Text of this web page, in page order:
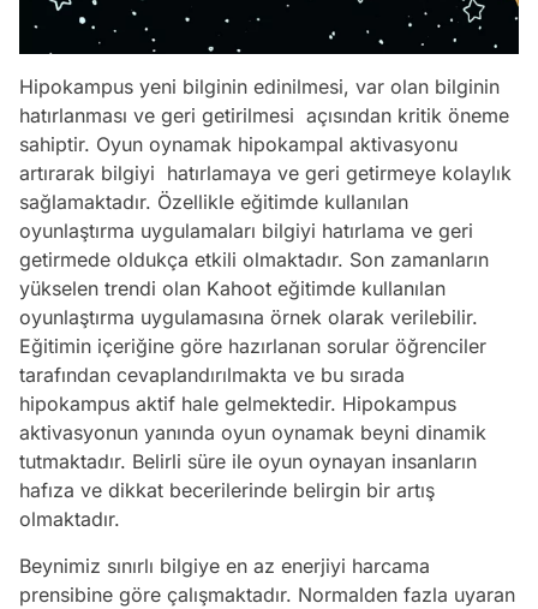
Hipokampus yeni bilginin edinilmesi, var olan bilginin
hatırlanması ve geri getirilmesi açısından kritik öneme
sahiptir. Oyun oynamak hipokampal aktivasyonu
artırarak bilgiyi hatırlamaya ve geri getirmeye kolaylık
sağlamaktadır. Özellikle eğitimde kullanılan
oyunlaştırma uygulamaları bilgiyi hatırlama ve geri
getirmede oldukça etkili olmaktadır. Son zamanların
yükselen trendi olan Kahoot eğitimde kullanılan
oyunlaştırma uygulamasına örnek olarak verilebilir.
Eğitimin içeriğine göre hazırlanan sorular öğrenciler
tarafından cevaplandırılmakta ve bu sırada
hipokampus aktif hale gelmektedir. Hipokampus
aktivasyonun yanında oyun oynamak beyni dinamik
tutmaktadır. Belirli süre ile oyun oynayan insanların
hafıza ve dikkat becerilerinde belirgin bir artış
olmaktadır.
Beynimiz sınırlı bilgiye en az enerjiyi harcama
prensibine göre çalışmaktadır. Normalden fazla uyaran